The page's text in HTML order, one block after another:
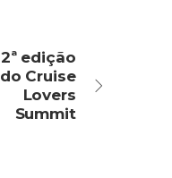
2ª edição
do Cruise
Lovers
Summit